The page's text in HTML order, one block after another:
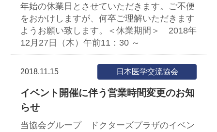
年始の休業日とさせていただきます。ご不便
をおかけしますが、何卒ご理解いただきます
ようお願い致します。＜休業期間＞ 2018年
12月27日（木）午前11：30 ～
2018.11.15 日本医学交流協会
イベント開催に伴う営業時間変更のお知
らせ
当協会グループ ドクターズプラザのイベン